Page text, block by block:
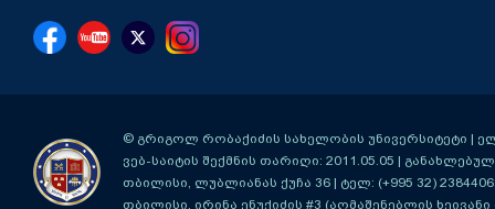
© გრიგოლ რობაქიძის სახელობის უნივერსიტეტი |
ვებ-საიტის შექმნის თარიღი: 2011.05.05 |
თბილისი, ლუბლიანას ქუჩა 36 | ტელ: (+995 32)
თბილისი, ირინა ენუქიძის #3 (აღმაშენებლის ხეივანი